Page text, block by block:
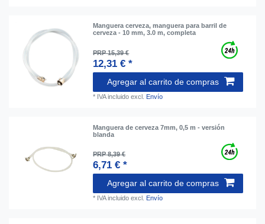
Manguera cerveza, manguera para barril de
cerveza - 10 mm, 3.0 m, completa
PRP 15,39 €
12,31 € *
Agregar al carrito de compras
* IVA incluido excl. Envío
Manguera de cerveza 7mm, 0,5 m - versión
blanda
PRP 8,39 €
6,71 € *
Agregar al carrito de compras
* IVA incluido excl. Envío